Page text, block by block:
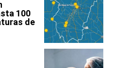
100
de